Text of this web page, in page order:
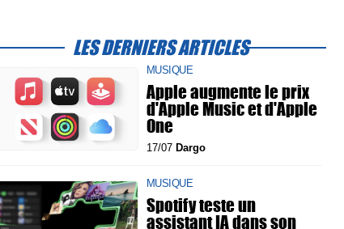
LES DERNIERS ARTICLES
MUSIQUE
Apple augmente le prix
d'Apple Music et d'Apple
One
17/07 Dargo
MUSIQUE
Spotify teste un
assistant IA dans son